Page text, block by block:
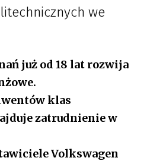
we
już od 18 lat rozwija
klas
zatrudnienie w
Volkswagen